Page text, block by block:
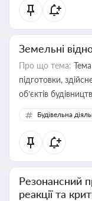
Земельні
Про що тема:
підготовки,
об’єктів
Будівельна
Резонансний
реакції та